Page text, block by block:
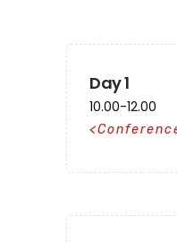
Day 1
10.00-12.00